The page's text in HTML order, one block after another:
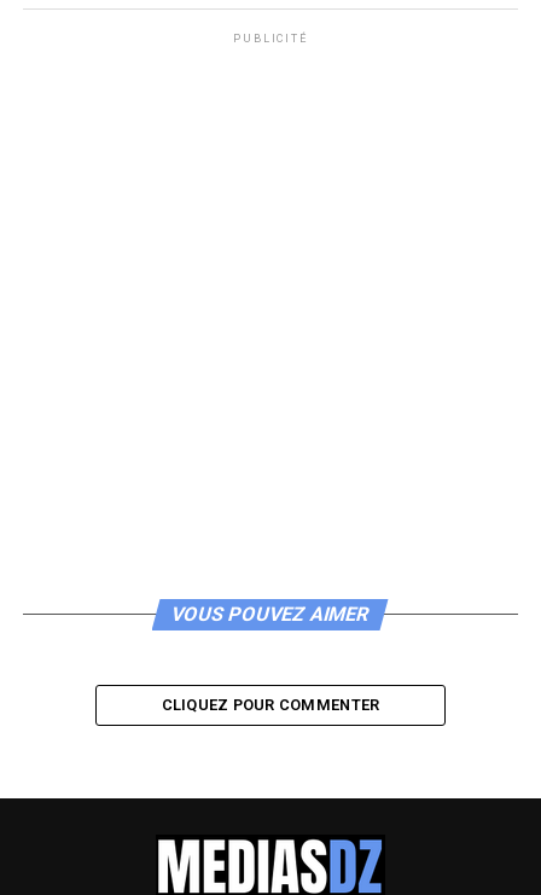
PUBLICITÉ
VOUS POUVEZ AIMER
CLIQUEZ POUR COMMENTER